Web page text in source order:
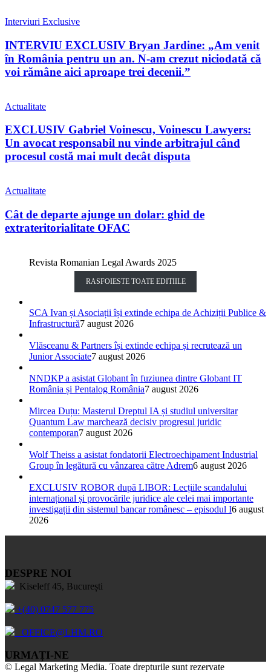
Interviuri Exclusive
INTERVIU EXCLUSIV Bryan Jardine: „Am venit
în România pentru un an. N-am crezut niciodată că
voi rămâne aici aproape trei decenii.”
Actualitate
EXCLUSIV Gabriel Voinescu, Voinescu Lawyers:
Un avocat responsabil nu vinde arbitrajul când
procesul costă mai mult decât disputa
Actualitate
Cât de departe ajunge un dolar: ghid de
extrateritorialitate OFAC
Revista Romanian Legal Awards 2025
RASFOIESTE TOATE EDITIILE
SCA Ivan și Asociații își extinde echipa de Achiziții Publice &
Infrastructură7 august 2026
Vlăsceanu & Partners își extinde echipa și recrutează un
Junior Associate7 august 2026
NNDKP a asistat Globant în fuziunea dintre Globant IT
România și Pentalog România7 august 2026
Mircea Duțu: Masterul Dreptul IA și studiul universitar
Quantum Law marchează decisiv progresul juridic
contemporan7 august 2026
Wolf Theiss a asistat fondatorii Electroechipament Industrial
Group în legătură cu vânzarea către Adrem6 august 2026
EXCLUSIV ROBOR după LIBOR: Lecțiile scandalului
internațional și provocările juridice ale celei mai importante
investigații din sistemul bancar românesc – episodul I6 august
2026
DESPRE NOI
Kiseleff 45, București
+(40) 0747 577 775
OFFICE@LHM.RO
URMAȚI-NE
© Legal Marketing Media. Toate drepturile sunt rezervate